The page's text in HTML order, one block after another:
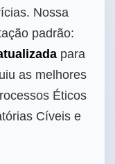
Nossa
padrão:
para
as melhores
Éticos
Cíveis e